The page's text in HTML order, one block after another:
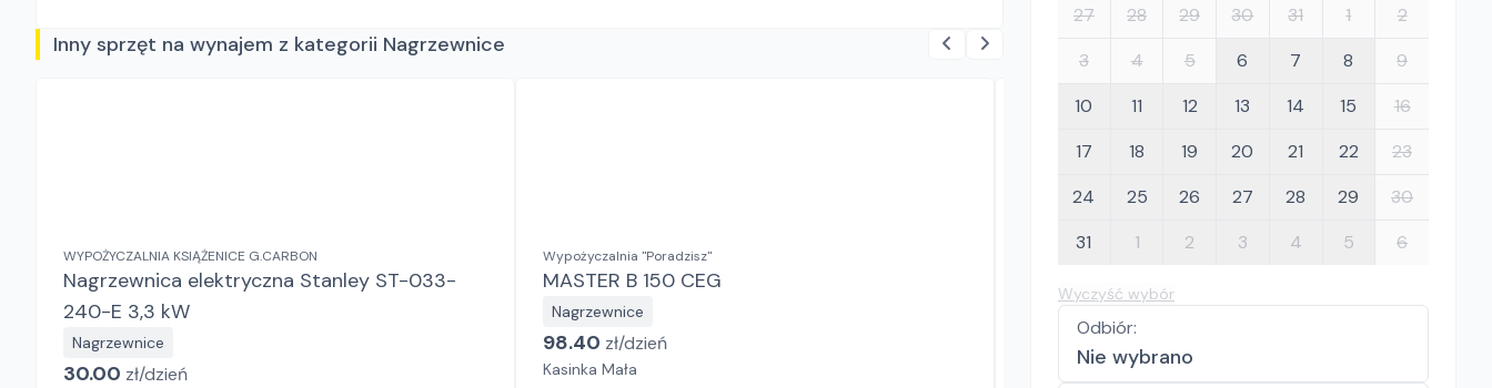
27 28 29 30 31 1
2
3
4 5 6 7 8
9
10
11 12 13 14 15
16
17
18 19 20 21 22
23
24
25 26 27 28 29
30
31
1 2 3 4 5 6
Wyczyść wybór
Odbiór:
Nie wybrano
Inny sprzęt na wynajem z kategorii Nagrzewnice
WYPOŻYCZALNIA KSIĄŻENICE G.CARBON
Nagrzewnica elektryczna Stanley ST-033-
240-E 3,3 kW
Nagrzewnice
30.00 zł/dzień
Wypożyczalnia "Poradzisz"
MASTER B 150 CEG
Nagrzewnice
98.40 zł/dzień
Kasinka Mała
Nagrzewnice
80.00
Bochnia, Brzesko